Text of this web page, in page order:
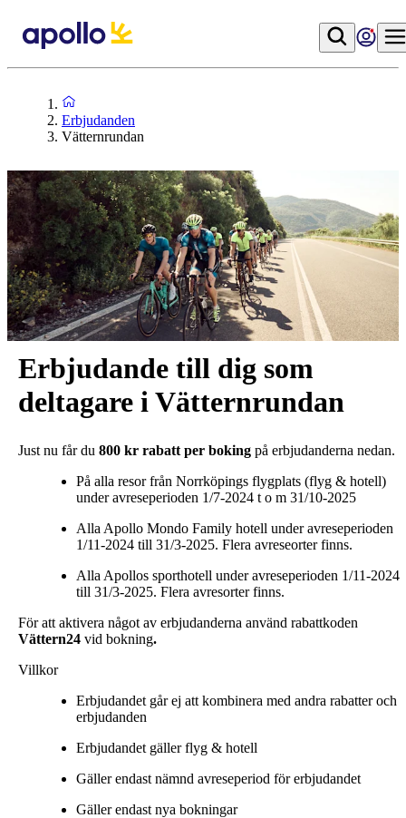
Erbjudanden
Vätternrundan
Erbjudande till dig som
deltagare i Vätternrundan
Just nu får du 800 kr rabatt per boking på erbjudanderna nedan.
På alla resor från Norrköpings flygplats (flyg & hotell)
under avreseperioden 1/7-2024 t o m 31/10-2025
Alla Apollo Mondo Family hotell under avreseperioden
1/11-2024 till 31/3-2025. Flera avreseorter finns.
Alla Apollos sporthotell under avreseperioden 1/11-2024
till 31/3-2025. Flera avresorter finns.
För att aktivera något av erbjudanderna använd rabattkoden
Vättern24 vid bokning.
Villkor
Erbjudandet går ej att kombinera med andra rabatter och
erbjudanden
Erbjudandet gäller flyg & hotell
Gäller endast nämnd avreseperiod för erbjudandet
Gäller endast nya bokningar